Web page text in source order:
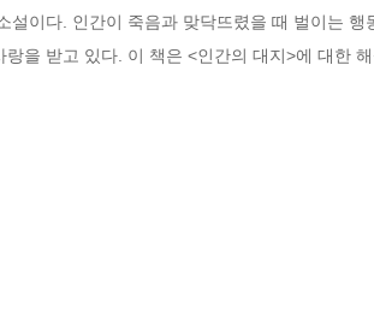
이다. 인간이 죽음과 맞닥뜨렸을 때 벌이는
을 받고 있다. 이 책은 <인간의 대지>에 대한